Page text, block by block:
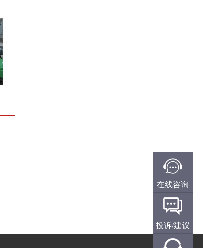
在线咨询
投诉/建议